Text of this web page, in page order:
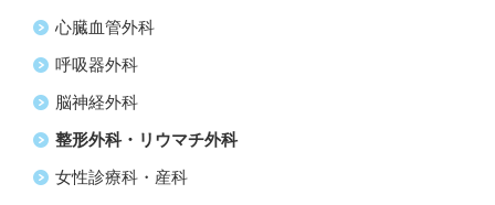
心臓血管外科
呼吸器外科
脳神経外科
整形外科・リウマチ外科
女性診療科・産科